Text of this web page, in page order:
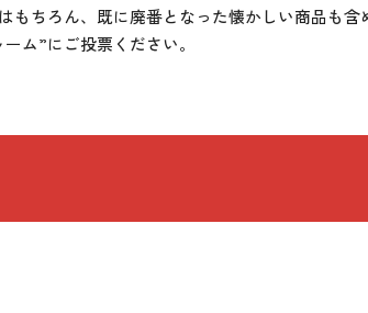
もちろん、既に廃番となった懐かしい商品も
ム”にご投票ください。